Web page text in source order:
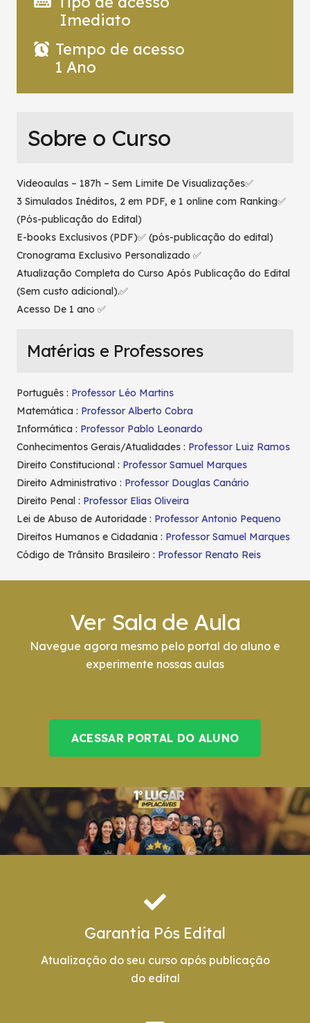
Imediato
Tempo de acesso
1 Ano
Sobre o Curso
Videoaulas – 187h – Sem Limite De Visualizações✅
3 Simulados Inéditos, 2 em PDF, e 1 online com Ranking✅
(Pós-publicação do Edital)
E-books Exclusivos (PDF)✅ (pós-publicação do edital)
Cronograma Exclusivo Personalizado ✅
Atualização Completa do Curso Após Publicação do Edital
(Sem custo adicional).✅
Acesso De 1 ano ✅
Matérias e Professores
Português : Professor Léo Martins
Matemática : Professor Alberto Cobra
Informática : Professor Pablo Leonardo
Conhecimentos Gerais/Atualidades : Professor Luiz Ramos
Direito Constitucional : Professor Samuel Marques
Direito Administrativo : Professor Douglas Canário
Direito Penal : Professor Elias Oliveira
Lei de Abuso de Autoridade : Professor Antonio Pequeno
Direitos Humanos e Cidadania : Professor Samuel Marques
Código de Trânsito Brasileiro : Professor Renato Reis
Ver Sala de Aula
Navegue agora mesmo pelo portal do aluno e
experimente nossas aulas
ACESSAR PORTAL DO ALUNO
Garantia Pós Edital
Atualização do seu curso após publicação
do edital